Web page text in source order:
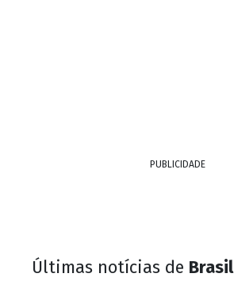
PUBLICIDADE
Últimas notícias de Brasil